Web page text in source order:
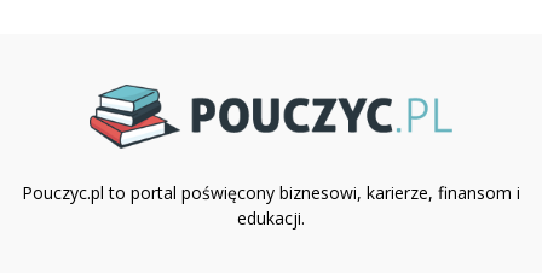
Pouczyc.pl to portal poświęcony biznesowi, karierze, finansom i
edukacji.